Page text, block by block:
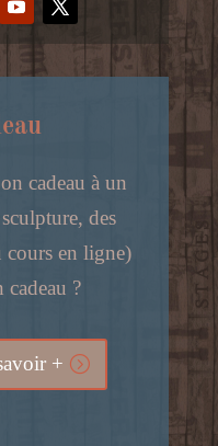
cadeau à un
des
cours en ligne)
?
+